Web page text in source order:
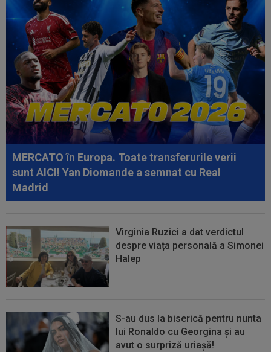
08:58
Hakan Calhanoglu a ”dat din casă”! Ce
obiective a setat Cristi Chivu la Inter...
08:57
”Meciul anului”: în minutul 10, oaspeții
conduceau cu 3-0, însă abia apoi a...
08:52
După 1.085 de zile! Adrian Mazilu a dat primul
gol pentru Dinamo și nu s-a...
08:43
Universitatea Craiova - FC Argeș, LIVE VIDEO,
21:30, DGS 1. Un jucător a plecat...
MERCATO în Europa. Toate transferurile verii
sunt AICI! Yan Diomande a semnat cu Real
Madrid
Virginia Ruzici a dat verdictul
despre viața personală a Simonei
Halep
S-au dus la biserică pentru nunta
lui Ronaldo cu Georgina și au
avut o surpriză uriașă!